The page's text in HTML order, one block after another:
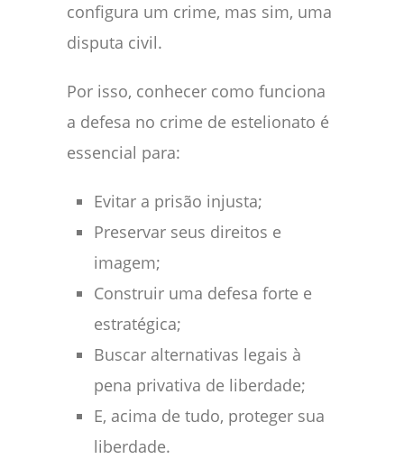
configura um crime, mas sim, uma
disputa civil.
Por isso, conhecer como funciona
a defesa no crime de estelionato é
essencial para:
Evitar a prisão injusta;
Preservar seus direitos e
imagem;
Construir uma defesa forte e
estratégica;
Buscar alternativas legais à
pena privativa de liberdade;
E, acima de tudo, proteger sua
liberdade.